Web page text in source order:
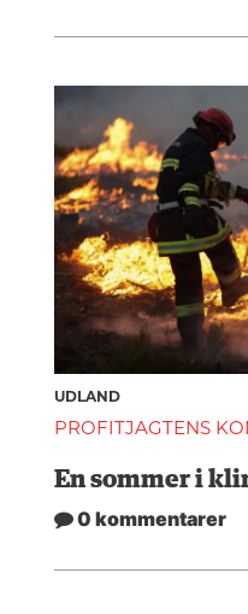
UDLAND
PROFITJAGTENS
En sommer i
0 kommentarer